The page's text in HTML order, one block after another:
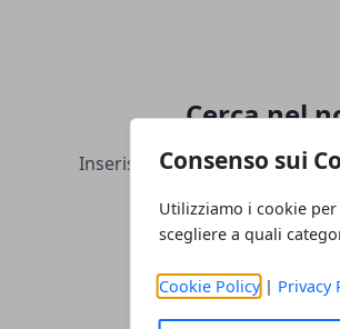
Consenso sui
Utilizziamo i cookie
scegliere a quali
Cookie Policy| Privacy
Cerca nel
Inserisci una parola chiave